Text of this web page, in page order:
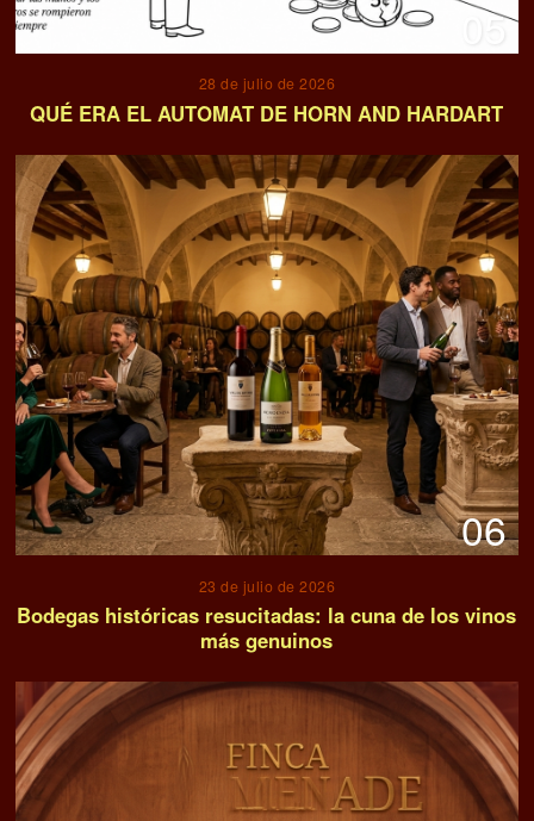
05
28 de julio de 2026
QUÉ ERA EL AUTOMAT DE HORN AND HARDART
06
23 de julio de 2026
Bodegas históricas resucitadas: la cuna de los vinos
más genuinos